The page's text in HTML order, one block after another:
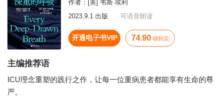
作者： [美] 韦斯·埃利
2023.9.1 出版
可语音朗读
开通电子书VIP 74.90 得到贝
主编推荐语
ICU理念重塑的践行之作，让每一位重病患者都能享有生命的尊
严。